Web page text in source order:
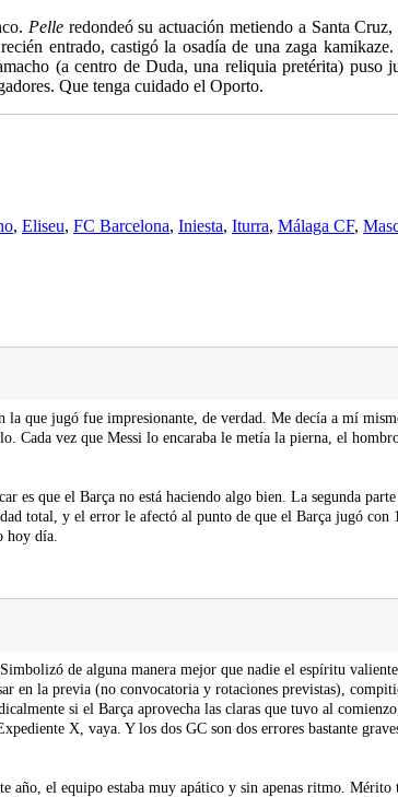
Pelleredondeó su actuación metiendo a Santa
entrado, castigó la osadía de una zaga
(a centro de Duda, una reliquia pretérita)
Que tenga cuidado el Oporto.
, Eliseu, FC Barcelona, Iniesta, Iturra, Málaga CF,
que jugó fue impresionante, de verdad. Me decía a mí
Cada vez que Messi lo encaraba le metía la pierna, el
es que el Barça no está haciendo algo bien. La segunda parte
total, y el error le afectó al punto de que el Barça jugó con
hoy día.
de alguna manera mejor que nadie el espíritu
en la previa (no convocatoria y rotaciones previstas),
si el Barça aprovecha las claras que tuvo al
X, vaya. Y los dos GC son dos errores bastante
año, el equipo estaba muy apático y sin apenas ritmo. Mérito